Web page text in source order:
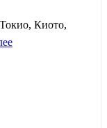
Киото,